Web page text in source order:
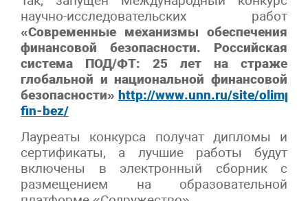
научно-исследовательских работ
«Современные механизмы обеспечения
финансовой безопасности. Российская
система ПОД/ФТ: 25 лет на страже
глобальной и национальной финансовой
безопасности» http://www.unn.ru/site/olimp-
fin-bez/
Лауреаты конкурса получат дипломы и
сертификаты, а лучшие работы будут
включены в электронный сборник с
размещением на образовательной